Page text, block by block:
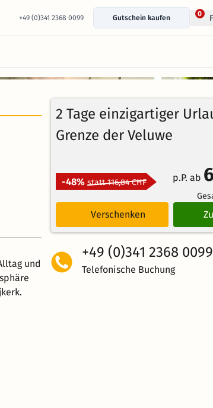
+49 (0)341 2368 0099 Gutschein kaufen
0
und
2 Tage einzigartiger
Grenze der Veluwe
-48% statt 116,84 CHF p.P. ab
Verschenken
+49 (0)341 2368 0099
Telefonische Buchung